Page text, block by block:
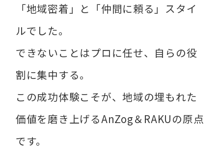
「地域密着」と「仲間に頼る」スタイ
ルでした。
できないことはプロに任せ、自らの役
割に集中する。
この成功体験こそが、地域の埋もれた
価値を磨き上げるAnZog＆RAKUの原点
です。